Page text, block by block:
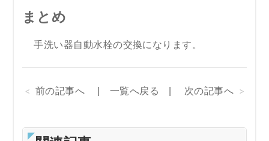
まとめ
手洗い器自動水栓の交換になります。
前の記事へ 一覧へ戻る 次の記事へ